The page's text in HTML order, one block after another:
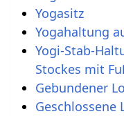
Yogasitz
Yogahaltung
Yogi-Stab-
Stockes mit
Gebundener
Geschlossene